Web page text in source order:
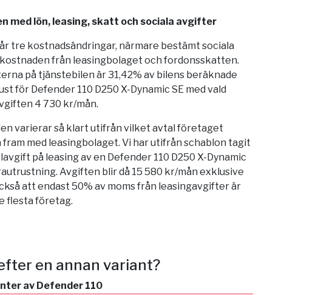
med lön, leasing, skatt och sociala avgifter
tre kostnadsändringar, närmare bestämt sociala
från leasingbolaget och fordonsskatten.
på tjänstebilen är 31,42% av bilens beräknade
för Defender 110 D250 X-Dynamic SE med vald
4 730 kr/mån.
varierar så klart utifrån vilket avtal företaget
fram med leasingbolaget. Vi har utifrån schablon tagit
på leasing av en Defender 110 D250 X-Dynamic
Avgiften blir då 15 580 kr/mån exklusive
att endast 50% av moms från leasingavgifter är
flesta företag.
en annan variant?
av Defender 110